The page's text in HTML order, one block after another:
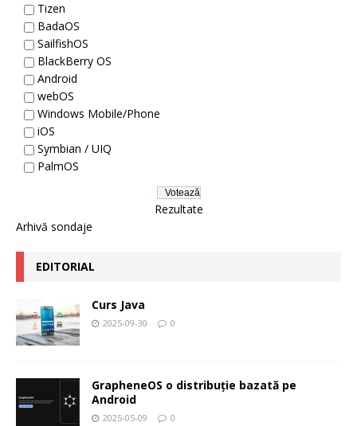
Tizen
BadaOS
SailfishOS
BlackBerry OS
Android
webOS
Windows Mobile/Phone
iOS
Symbian / UIQ
PalmOS
Rezultate
Arhivă sondaje
EDITORIAL
Curs Java
2025-09-30 0
GrapheneOS o distribuție bazată pe
Android
2025-05-09 0